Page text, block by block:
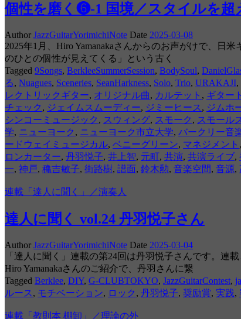
個性を磨く❻-1 国境／スタイルを超
Author JazzGuitarYorimichiNote Date 2025-03-08
2025年1月、Hiro Yamanakaさんからのお声がけで、日
のひとの個性が見えてくる」という古く
Tagged 9Songs, BerkleeSummerSession, BodySoul,
る, Nuagues, Sceneries, SeanHarkness, Solo, Trio, URAKAJI,
レクトリックギター, オリジナル曲, カルテット , ギター
チェック , ジェイムスムーディー, ジミーヒース , ジムホ
シンコーミュージック , スウィング, スモーク , スモール
学, ニューヨーク , ニューヨーク市立大学, バークリー音
ードウェイミュージカル, ベニーグリーン, マネジメント ,
ロンカーター, 丹羽悦子, 井上智, 元町, 共演, 共演ライブ,
一, 神戸, 穐吉敏子, 街路樹, 譜面, 鈴木勲, 音楽空間, 音源,
連載「達人に聞く」／演奏人
達人に聞く vol.24 丹羽悦子さん
Author JazzGuitarYorimichiNote Date 2025-03-04
「達人に聞く」連載の第24回は丹羽悦子さんです。連
Hiro Yamanakaさんのご紹介で、丹羽さんに繋
Tagged Berklee, DIY, G-CLUBTOKYO, JazzGuitarContest,
ルース , モチベーション, ロック , 丹羽悦子, 奨励賞, 実践,
連載「教則本 棚卸」／理論の外